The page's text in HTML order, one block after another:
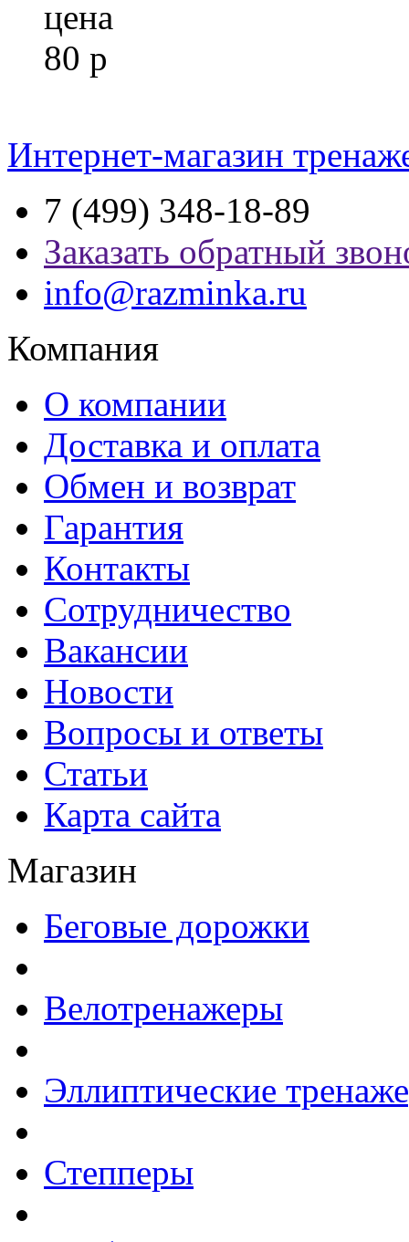
цена
80 р
Интернет-магазин
7 (499) 348-18-89
Заказать обратный
info@razminka.ru
Компания
О компании
Доставка и оплата
Обмен и возврат
Гарантия
Контакты
Сотрудничество
Вакансии
Новости
Вопросы и ответы
Статьи
Карта сайта
Магазин
Беговые дорожки
Велотренажеры
Эллиптические
Степперы